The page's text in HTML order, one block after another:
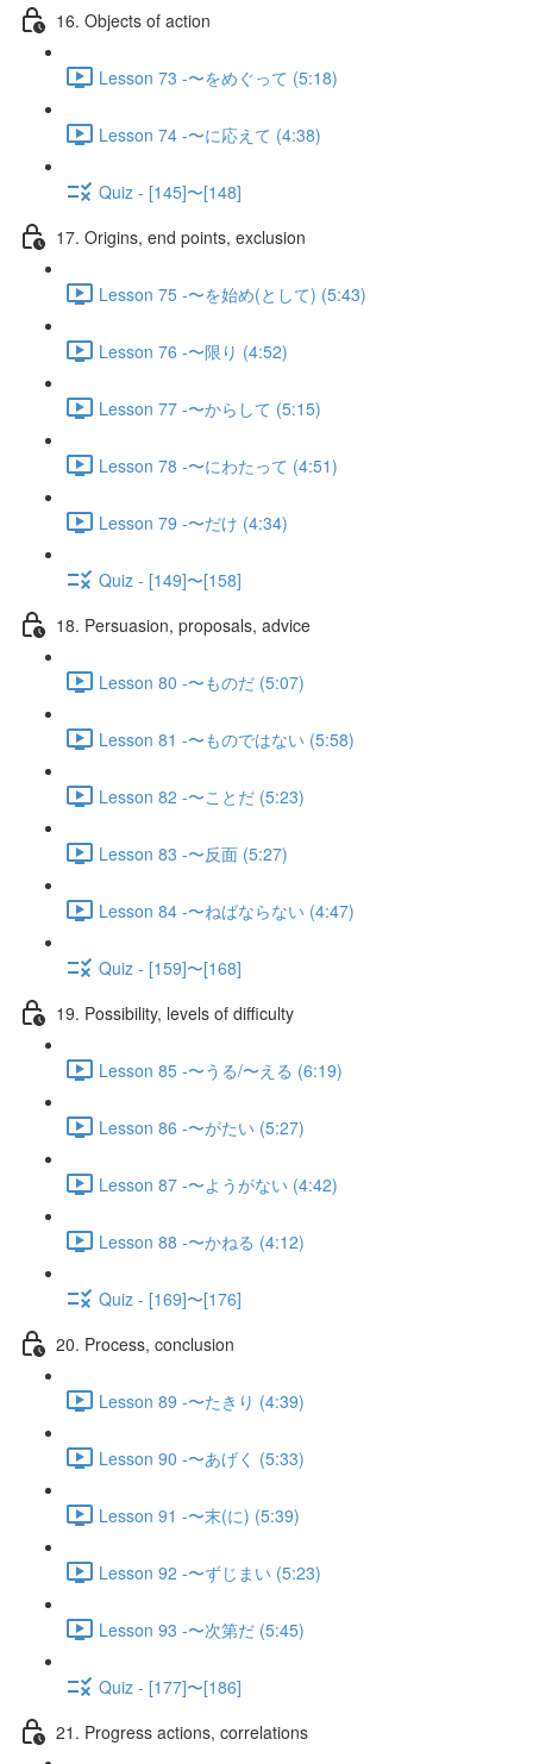
16. Objects of action
Lesson 73 -〜をめぐって (5:18)
Lesson 74 -〜に応えて (4:38)
Quiz - [145]〜[148]
17. Origins, end points, exclusion
Lesson 75 -〜を始め(として) (5:43)
Lesson 76 -〜限り (4:52)
Lesson 77 -〜からして (5:15)
Lesson 78 -〜にわたって (4:51)
Lesson 79 -〜だけ (4:34)
Quiz - [149]〜[158]
18. Persuasion, proposals, advice
Lesson 80 -〜ものだ (5:07)
Lesson 81 -〜ものではない (5:58)
Lesson 82 -〜ことだ (5:23)
Lesson 83 -〜反面 (5:27)
Lesson 84 -〜ねばならない (4:47)
Quiz - [159]〜[168]
19. Possibility, levels of difficulty
Lesson 85 -〜うる/〜える (6:19)
Lesson 86 -〜がたい (5:27)
Lesson 87 -〜ようがない (4:42)
Lesson 88 -〜かねる (4:12)
Quiz - [169]〜[176]
20. Process, conclusion
Lesson 89 -〜たきり (4:39)
Lesson 90 -〜あげく (5:33)
Lesson 91 -〜末(に) (5:39)
Lesson 92 -〜ずじまい (5:23)
Lesson 93 -〜次第だ (5:45)
Quiz - [177]〜[186]
21. Progress actions, correlations